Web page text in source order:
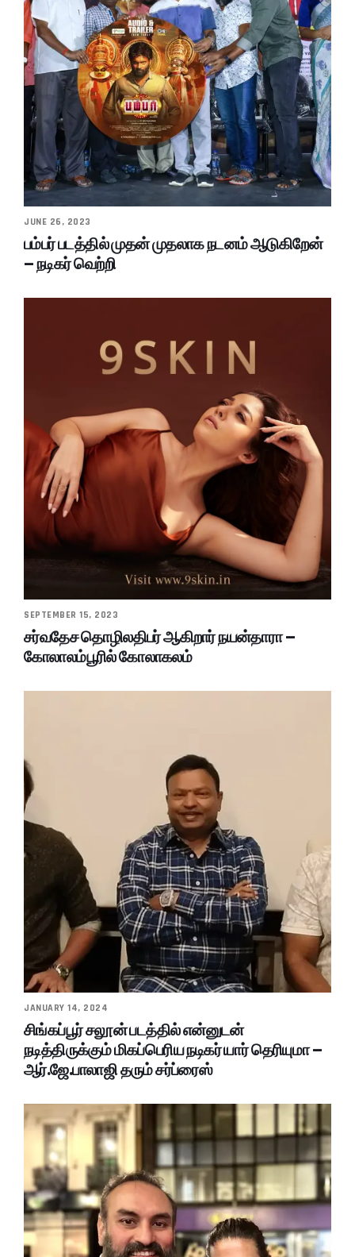
JUNE 26, 2023
பம்பர் படத்தில் முதன் முதலாக நடனம் ஆடுகிறேன்
– நடிகர் வெற்றி
SEPTEMBER 15, 2023
சர்வதேச தொழிலதிபர் ஆகிறார் நயன்தாரா –
கோலாலம்பூரில் கோலாகலம்
JANUARY 14, 2024
சிங்கப்பூர் சலூன் படத்தில் என்னுடன்
நடித்திருக்கும் மிகப்பெரிய நடிகர் யார் தெரியுமா –
ஆர்.ஜே.பாலாஜி தரும் சர்ப்ரைஸ்